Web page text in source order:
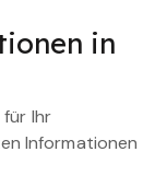
in
Ihr
Informationen